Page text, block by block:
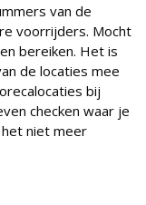
van de
voorrijders. Mocht
bereiken. Het is
de locaties mee
bij
checken waar je
niet meer